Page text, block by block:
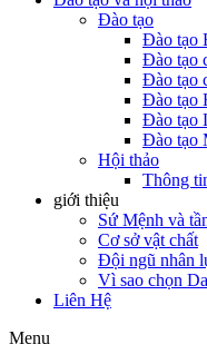
Đào tạo
Đào tạo
Đào tạo
Đào tạo
Đào tạo
Đào tạo
Đào tạo
Hội thảo
Thông
giới thiệu
Sứ Mệnh và
Cơ sở vật chất
Đội ngũ nhân
Vì sao chọn
Liên Hệ
Menu